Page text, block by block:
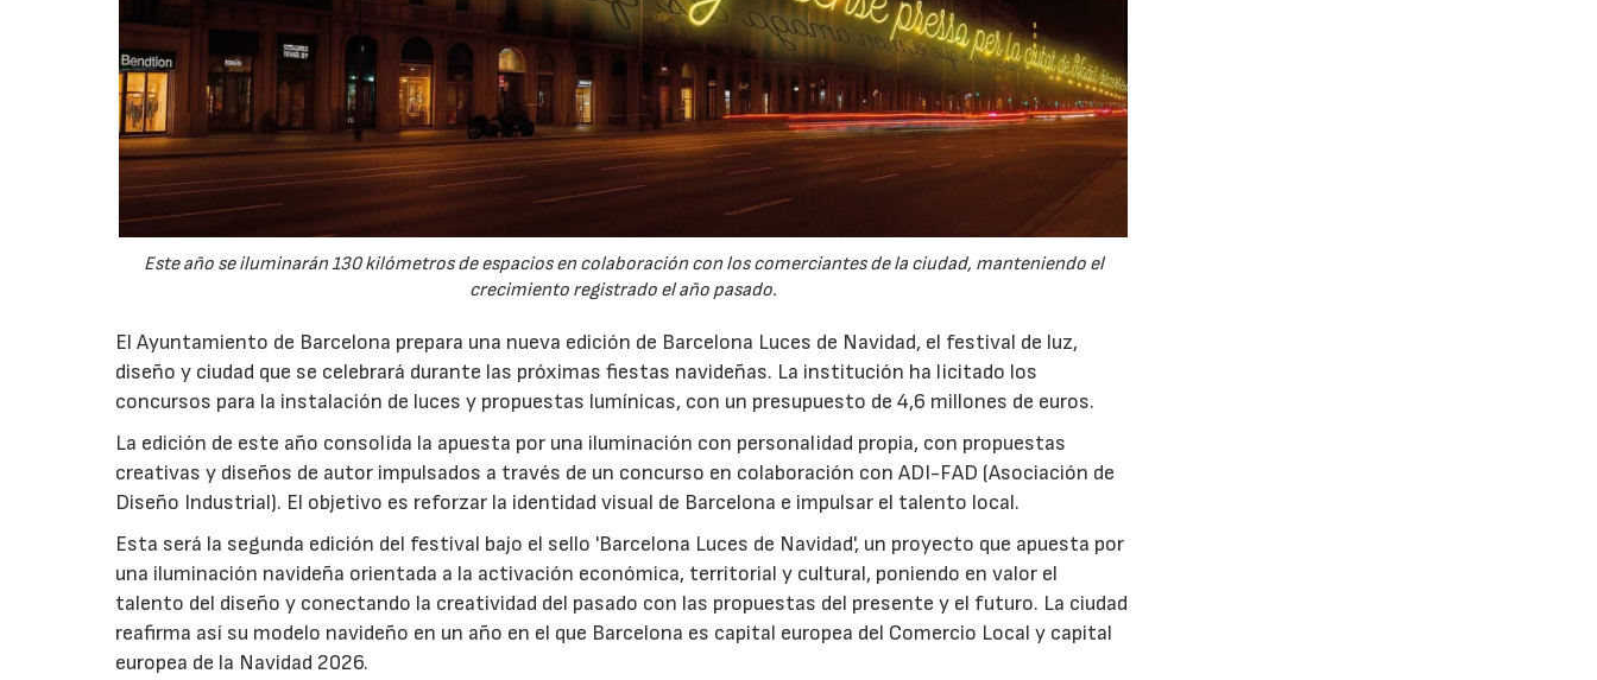
Este año se iluminarán 130 kilómetros de espacios en colaboración con los comerciantes de la ciudad, manteniendo el
crecimiento registrado el año pasado.
El Ayuntamiento de Barcelona prepara una nueva edición de Barcelona Luces de Navidad, el festival de luz,
diseño y ciudad que se celebrará durante las próximas fiestas navideñas. La institución ha licitado los
concursos para la instalación de luces y propuestas lumínicas, con un presupuesto de 4,6 millones de euros.
La edición de este año consolida la apuesta por una iluminación con personalidad propia, con propuestas
creativas y diseños de autor impulsados a través de un concurso en colaboración con ADI-FAD (Asociación de
Diseño Industrial). El objetivo es reforzar la identidad visual de Barcelona e impulsar el talento local.
Esta será la segunda edición del festival bajo el sello 'Barcelona Luces de Navidad', un proyecto que apuesta por
una iluminación navideña orientada a la activación económica, territorial y cultural, poniendo en valor el
talento del diseño y conectando la creatividad del pasado con las propuestas del presente y el futuro. La ciudad
reafirma así su modelo navideño en un año en el que Barcelona es capital europea del Comercio Local y capital
europea de la Navidad 2026.